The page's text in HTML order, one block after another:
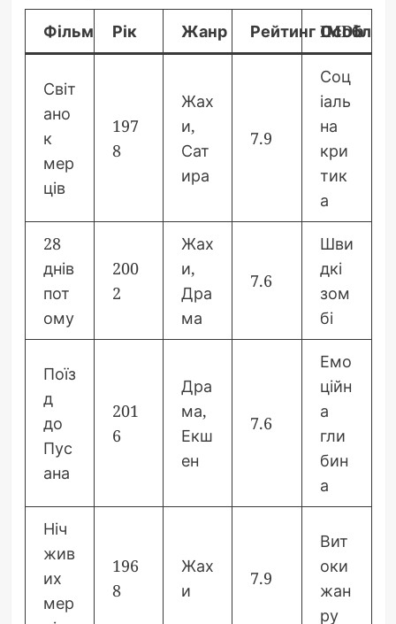
Фільм Рік Жанр Рейтинг IMDb
Світ
ано
к
мер
ців
197
8
Жах
и,
Сат
ира
7.9
Соц
іаль
на
кри
тик
а
28
днів
пот
ому
200
2
Жах
и,
Дра
ма
7.6
Шви
дкі
зом
бі
Поїз
д
до
Пус
ана
201
6
Дра
ма,
Екш
ен
7.6
Емо
ційн
а
гли
бин
а
Ніч
жив
их
мер
196
8
Жах
и
7.9
Вит
оки
жан
ру